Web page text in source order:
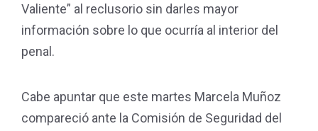
Valiente” al reclusorio sin darles mayor
información sobre lo que ocurría al interior del
penal.
Cabe apuntar que este martes Marcela Muñoz
compareció ante la Comisión de Seguridad del